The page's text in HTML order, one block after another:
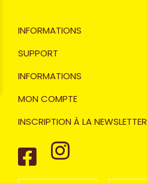
INFORMATIONS
SUPPORT
INFORMATIONS
MON COMPTE
INSCRIPTION À LA NEWSLETTER